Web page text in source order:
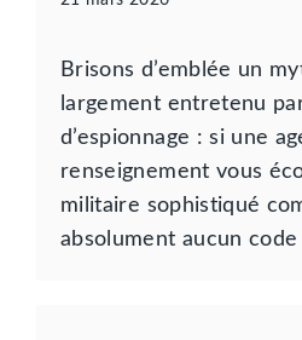
Brisons d’emblée un
largement entretenu
d’espionnage : si une
renseignement vous
militaire sophistiqué
absolument aucun code